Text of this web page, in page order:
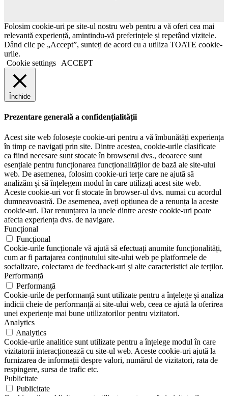
Folosim cookie-uri pe site-ul nostru web pentru a vă oferi cea mai
relevantă experiență, amintindu-vă preferințele și repetând vizitele.
Dând clic pe „Accept”, sunteți de acord cu a utiliza TOATE cookie-
urile.
Cookie settings
ACCEPT
Închide
Prezentare generală a confidențialității
Acest site web folosește cookie-uri pentru a vă îmbunătăți experiența
în timp ce navigați prin site. Dintre acestea, cookie-urile clasificate
ca fiind necesare sunt stocate în browserul dvs., deoarece sunt
esențiale pentru funcționarea funcționalităților de bază ale site-ului
web. De asemenea, folosim cookie-uri terțe care ne ajută să
analizăm și să înțelegem modul în care utilizați acest site web.
Aceste cookie-uri vor fi stocate în browser-ul dvs. numai cu acordul
dumneavoastră. De asemenea, aveți opțiunea de a renunța la aceste
cookie-uri. Dar renunțarea la unele dintre aceste cookie-uri poate
afecta experiența dvs. de navigare.
Funcțional
Funcțional
Cookie-urile funcționale vă ajută să efectuați anumite funcționalități,
cum ar fi partajarea conținutului site-ului web pe platformele de
socializare, colectarea de feedback-uri și alte caracteristici ale terților.
Performanță
Performanță
Cookie-urile de performanță sunt utilizate pentru a înțelege și analiza
indicii cheie de performanță ai site-ului web, ceea ce ajută la oferirea
unei experiențe mai bune utilizatorilor pentru vizitatori.
Analytics
Analytics
Cookie-urile analitice sunt utilizate pentru a înțelege modul în care
vizitatorii interacționează cu site-ul web. Aceste cookie-uri ajută la
furnizarea de informații despre valori, numărul de vizitatori, rata de
respingere, sursa de trafic etc.
Publicitate
Publicitate